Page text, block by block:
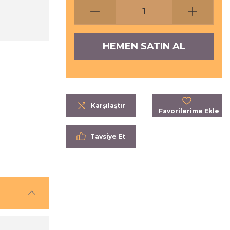
HEMEN SATIN AL
Karşılaştır
Tavsiye Et